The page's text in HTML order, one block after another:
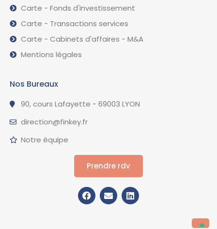
Carte - Fonds d'investissement
Carte - Transactions services
Carte - Cabinets d'affaires - M&A
Mentions légales
Nos Bureaux
90, cours Lafayette - 69003 LYON
direction@finkey.fr
Notre équipe
Prendre rdv